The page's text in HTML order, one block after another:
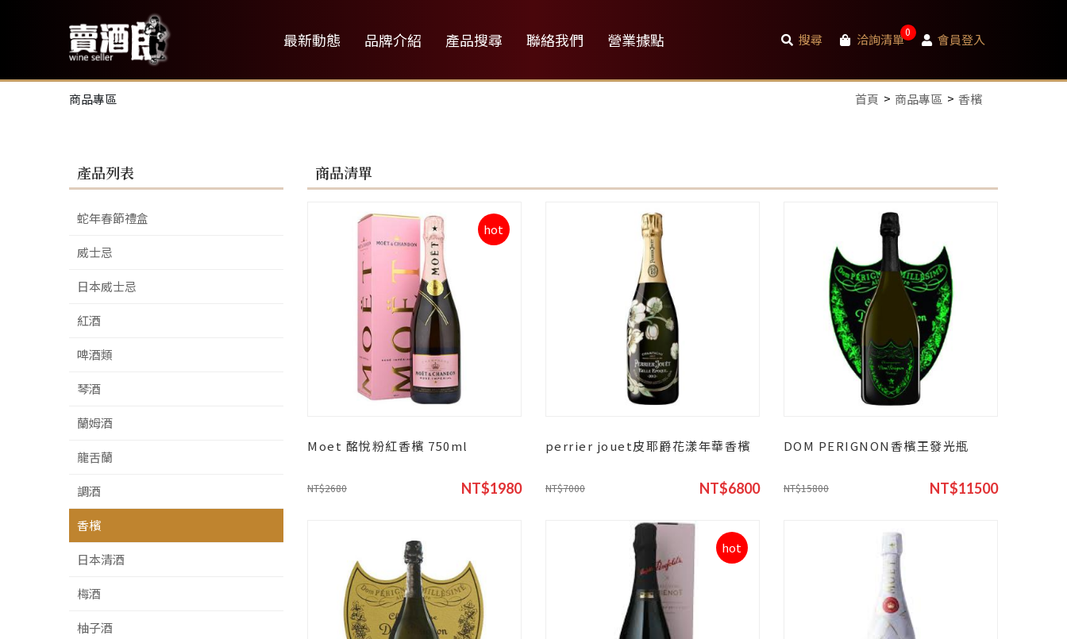
最新動態 品牌介紹 產品搜尋 聯絡我們 營業據點 搜尋 洽詢清單0 會員登入
商品專區 首頁 商品專區 香檳
產品列表
蛇年春節禮盒
威士忌
日本威士忌
紅酒
啤酒類
琴酒
蘭姆酒
龍舌蘭
調酒
香檳
日本清酒
梅酒
柚子酒
商品清單
hot
Moet 酩悅粉紅香檳 750ml
NT$2680 NT$1980
perrier jouet皮耶爵花漾年華香檳
NT$7000 NT$6800
DOM PERIGNON香檳王發光瓶
NT$15800 NT$11500
hot